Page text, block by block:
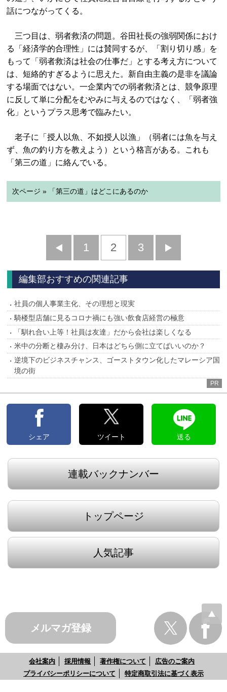
話につながってくる。
三つ目は、弱者救済の問題。谷田社長の強弱関係におけ
る「経済学的合理性」には賛同するが、「割り切り感」を
もって「弱者救済は社会の仕事だ」とする考え方について
は、短絡的すぎるように思えた。新自由主義の是非を議論
する場面ではない。一企業内での弱者救済とは、競争原理
に反して単に分配をむやみに与えるのではなく、「弱者強
化」というプラス思考で臨みたい。
老子に「授人以魚、不如授人以漁」（弱者には魚を与え
ず、魚の釣り方を教えよう）という格言がある。これも
「第三の道」に絡んでいる。
次ページ » 「第三の道」はどこにあるのか
前
へ
1 2 3
へ
編集部おすすめの関連記事
社員の個人事業主化、その理想と現実
騎楼型店舗に見るコロナ禍にも強い飲食店経営の極意
「馴れ合い上等！社員は友達」だから会社は楽しくなる
米中の分断と棲み分け、日本はどちら側に立てばいいのか？
逆境下のビジネスチャンス、ゴーストタウン化したマレーシア国
境の街
PR
シェア ツイート 送る
連載バックナンバー
トップページ
人気記事
メルマガ登録
会社案内 採用情報 著作権について
広告のご案内
プライバシーポリシーについて
特定商取引法に基づく表示